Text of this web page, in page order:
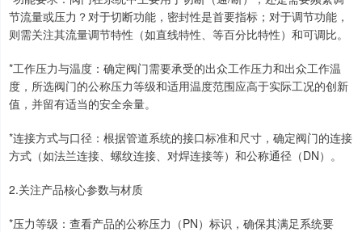
节流量或压力？对于切断功能，密封性是首要指标；对于调节功能，
则需关注其流量调节特性（如直线特性、等百分比特性）和可调比。
*工作压力与温度：确定阀门需要承受的出众工作压力和出众工作温
度，所选阀门的公称压力等级和适用温度范围应高于实际工况的创新
值，并留有适当的安全余量。
*连接方式与口径：根据管道系统的接口标准和尺寸，确定阀门的连接
方式（如法兰连接、螺纹连接、对焊连接等）和公称通径（DN）。
2.关注产品核心参数与材质
*压力等级：查看产品的公称压力（PN）标识，确保其满足系统要